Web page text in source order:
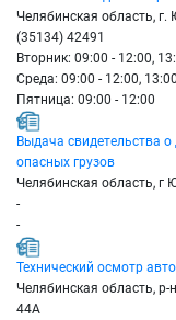
Челябинская область, г.
(35134) 42491
Вторник: 09:00 - 12:00,
Среда: 09:00 - 12:00,
Пятница: 09:00 - 12:00
Выдача свидетельства о
опасных грузов
Челябинская область, г
-
-
Технический осмотр
Челябинская область, р-
44А